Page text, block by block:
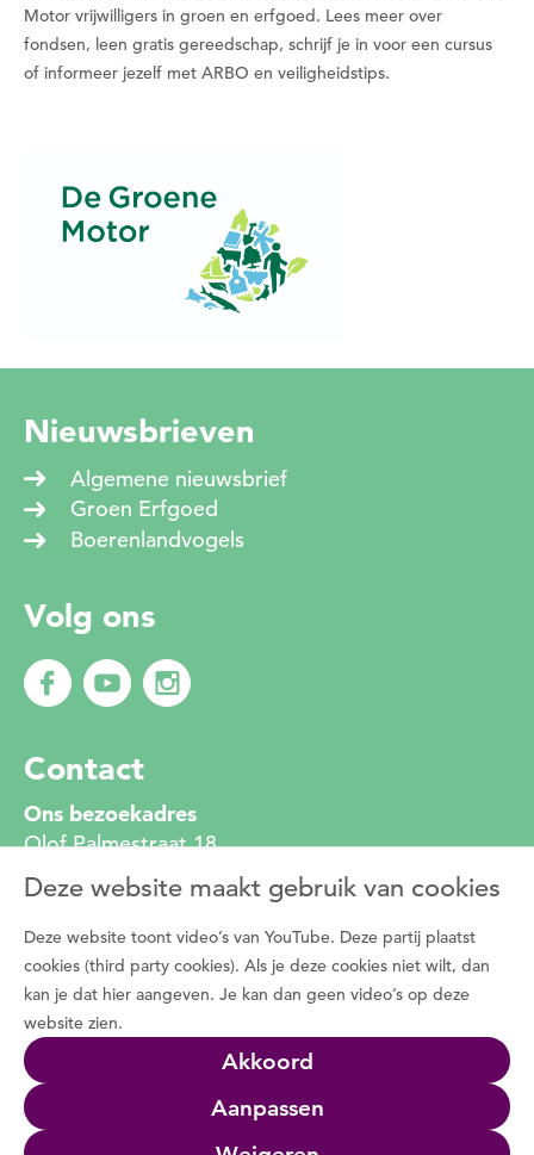
Deze website maakt gebruik van cookies
Deze website toont video’s van YouTube. Deze partij plaatst
cookies (third party cookies). Als je deze cookies niet wilt, dan
kan je dat hier aangeven. Je kan dan geen video’s op deze
website zien.
Akkoord
Aanpassen
Motor vrijwilligers in groen en erfgoed. Lees meer over
fondsen, leen gratis gereedschap, schrijf je in voor een cursus
of informeer jezelf met ARBO en veiligheidstips.
Nieuwsbrieven
Algemene nieuwsbrief
Groen Erfgoed
Boerenlandvogels
Volg ons
Contact
Ons bezoekadres
Olof Palmestraat 18
2616 LR Delft
010 272 2222
info@degroenemotorzh.nl
Wat is De Groene Motor
Duizenden vrijwilligers zetten zich dagelijks in
voor de natuur, het groen in de buurt en de
natuurbeleving met bewoners. Programma De
Groene Motor faciliteert deze vrijwilligers.